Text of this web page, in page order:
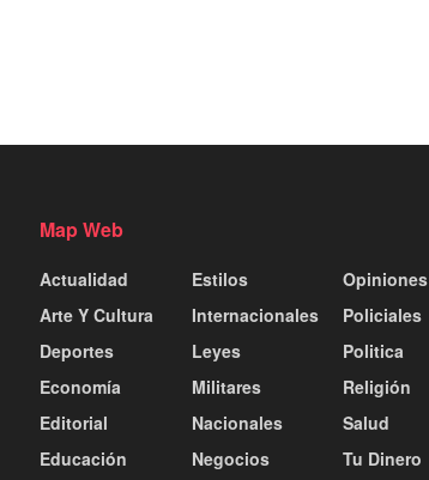
Map Web
Actualidad
Arte Y Cultura
Deportes
Economía
Editorial
Educación
Estilos
Internacionales
Leyes
Militares
Nacionales
Negocios
Opiniones
Policiales
Politica
Religión
Salud
Tu Dinero